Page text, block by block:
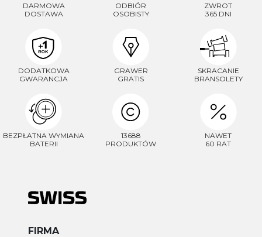
DARMOWA
DOSTAWA
ODBIÓR
OSOBISTY
ZWROT
365 DNI
DODATKOWA
GWARANCJA
GRAWER
GRATIS
SKRACANIE
BRANSOLETY
BEZPŁATNA WYMIANA
BATERII
13688
PRODUKTÓW
NAWET
60 RAT
FIRMA